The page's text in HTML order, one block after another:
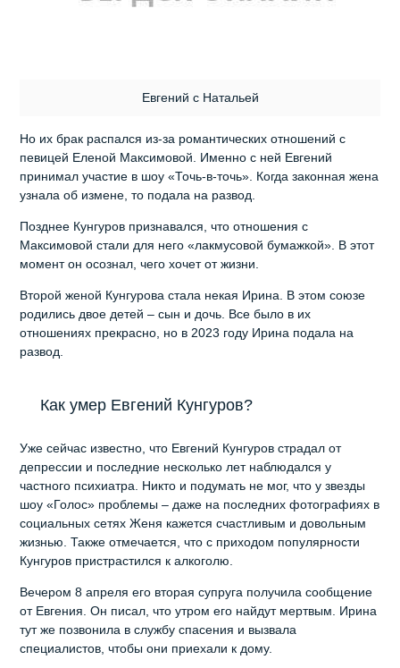
Евгений с Натальей
Но их брак распался из-за романтических отношений с
певицей Еленой Максимовой. Именно с ней Евгений
принимал участие в шоу «Точь-в-точь». Когда законная жена
узнала об измене, то подала на развод.
Позднее Кунгуров признавался, что отношения с
Максимовой стали для него «лакмусовой бумажкой». В этот
момент он осознал, чего хочет от жизни.
Второй женой Кунгурова стала некая Ирина. В этом союзе
родились двое детей – сын и дочь. Все было в их
отношениях прекрасно, но в 2023 году Ирина подала на
развод.
Как умер Евгений Кунгуров?
Уже сейчас известно, что Евгений Кунгуров страдал от
депрессии и последние несколько лет наблюдался у
частного психиатра. Никто и подумать не мог, что у звезды
шоу «Голос» проблемы – даже на последних фотографиях в
социальных сетях Женя кажется счастливым и довольным
жизнью. Также отмечается, что с приходом популярности
Кунгуров пристрастился к алкоголю.
Вечером 8 апреля его вторая супруга получила сообщение
от Евгения. Он писал, что утром его найдут мертвым. Ирина
тут же позвонила в службу спасения и вызвала
специалистов, чтобы они приехали к дому.